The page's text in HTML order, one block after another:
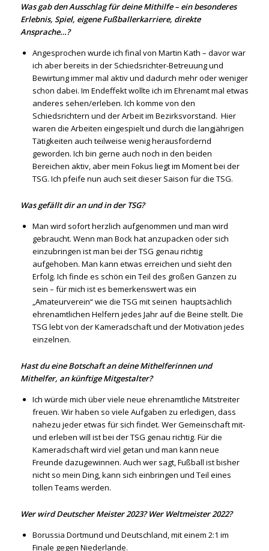
Was gab den Ausschlag für deine Mithilfe – ein besonderes
Erlebnis, Spiel, eigene Fußballerkarriere, direkte
Ansprache…?
Angesprochen wurde ich final von Martin Kath – davor war
ich aber bereits in der Schiedsrichter-Betreuung und
Bewirtung immer mal aktiv und dadurch mehr oder weniger
schon dabei. Im Endeffekt wollte ich im Ehrenamt mal etwas
anderes sehen/erleben. Ich komme von den
Schiedsrichtern und der Arbeit im Bezirksvorstand. Hier
waren die Arbeiten eingespielt und durch die langjährigen
Tätigkeiten auch teilweise wenig herausfordernd
geworden. Ich bin gerne auch noch in den beiden
Bereichen aktiv, aber mein Fokus liegt im Moment bei der
TSG. Ich pfeife nun auch seit dieser Saison für die TSG.
Was gefällt dir an und in der TSG?
Man wird sofort herzlich aufgenommen und man wird
gebraucht. Wenn man Bock hat anzupacken oder sich
einzubringen ist man bei der TSG genau richtig
aufgehoben. Man kann etwas erreichen und sieht den
Erfolg. Ich finde es schön ein Teil des großen Ganzen zu
sein – für mich ist es bemerkenswert was ein
„Amateurverein“ wie die TSG mit seinen hauptsächlich
ehrenamtlichen Helfern jedes Jahr auf die Beine stellt. Die
TSG lebt von der Kameradschaft und der Motivation jedes
einzelnen.
Hast du eine Botschaft an deine Mithelferinnen und
Mithelfer, an künftige Mitgestalter?
Ich würde mich über viele neue ehrenamtliche Mitstreiter
freuen. Wir haben so viele Aufgaben zu erledigen, dass
nahezu jeder etwas für sich findet. Wer Gemeinschaft mit-
und erleben will ist bei der TSG genau richtig. Für die
Kameradschaft wird viel getan und man kann neue
Freunde dazugewinnen. Auch wer sagt, Fußball ist bisher
nicht so mein Ding, kann sich einbringen und Teil eines
tollen Teams werden.
Wer wird Deutscher Meister 2023? Wer Weltmeister 2022?
Borussia Dortmund und Deutschland, mit einem 2:1 im
Finale gegen Niederlande.